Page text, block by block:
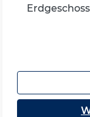
Erdgeschoss